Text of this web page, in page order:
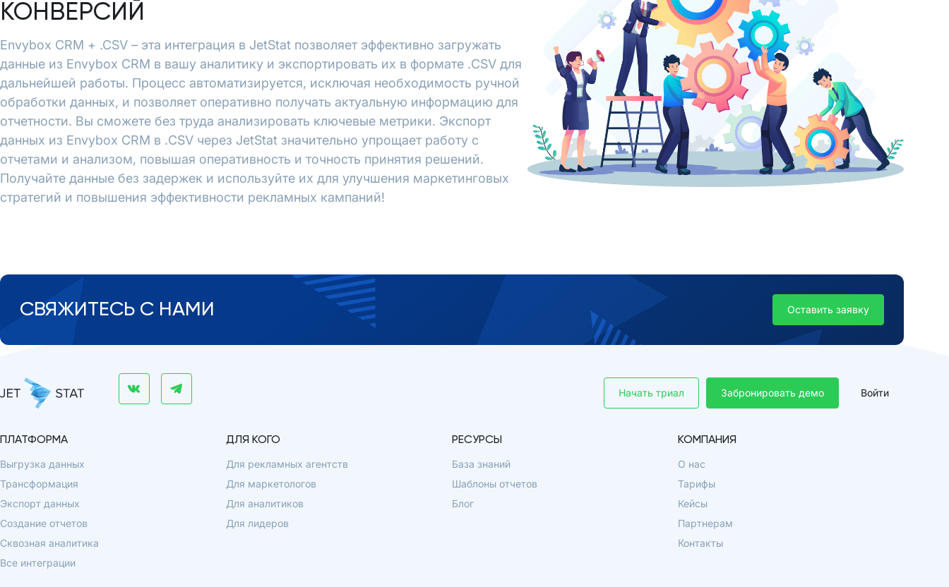
КОНВЕРСИЙ
Envybox CRM + .CSV – эта интеграция в JetStat позволяет эффективно загружать
данные из Envybox CRM в вашу аналитику и экспортировать их в формате .CSV для
дальнейшей работы. Процесс автоматизируется, исключая необходимость ручной
обработки данных, и позволяет оперативно получать актуальную информацию для
отчетности. Вы сможете без труда анализировать ключевые метрики. Экспорт
данных из Envybox CRM в .CSV через JetStat значительно упрощает работу с
отчетами и анализом, повышая оперативность и точность принятия решений.
Получайте данные без задержек и используйте их для улучшения маркетинговых
стратегий и повышения эффективности рекламных кампаний!
СВЯЖИТЕСЬ С НАМИ Оставить заявку
Забронировать демо
Начать триал Войти
ПЛАТФОРМА
Выгрузка данных
Трансформация
Экспорт данных
Создание отчетов
Сквозная аналитика
Все интеграции
ДЛЯ КОГО
Для рекламных агентств
Для маркетологов
Для аналитиков
Для лидеров
РЕСУРСЫ
База знаний
Шаблоны отчетов
Блог
КОМПАНИЯ
О нас
Тарифы
Кейсы
Партнерам
Контакты